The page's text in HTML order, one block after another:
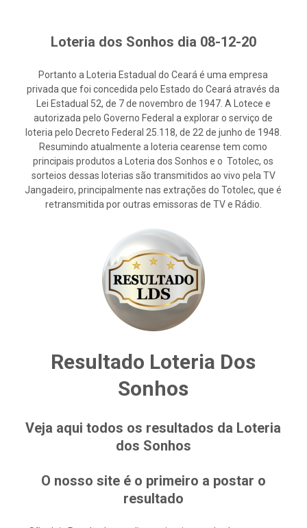
Loteria dos Sonhos dia 08-12-20
Portanto a Loteria Estadual do Ceará é uma empresa
privada que foi concedida pelo Estado do Ceará através da
Lei Estadual 52, de 7 de novembro de 1947. A Lotece e
autorizada pelo Governo Federal a explorar o serviço de
loteria pelo Decreto Federal 25.118, de 22 de junho de 1948.
Resumindo atualmente a loteria cearense tem como
principais produtos a Loteria dos Sonhos e o Totolec, os
sorteios dessas loterias são transmitidos ao vivo pela TV
Jangadeiro, principalmente nas extrações do Totolec, que é
retransmitida por outras emissoras de TV e Rádio.
Resultado Loteria Dos
Sonhos
Veja aqui todos os resultados da Loteria
dos Sonhos
O nosso site é o primeiro a postar o
resultado